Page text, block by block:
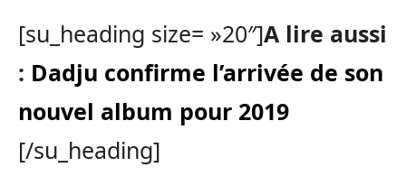
[su_heading size= »20″]A lire aussi
: Dadju confirme l’arrivée de son
nouvel album pour 2019
[/su_heading]